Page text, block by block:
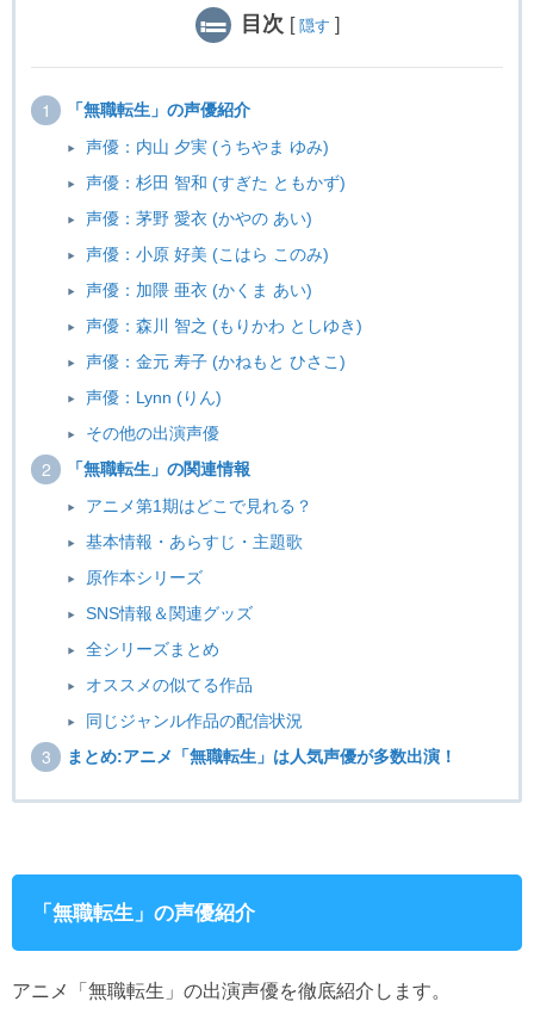
目次 [ 隠す ]
「無職転生」の声優紹介
声優：内山 夕実 (うちやま ゆみ)
声優：杉田 智和 (すぎた ともかず)
声優：茅野 愛衣 (かやの あい)
声優：小原 好美 (こはら このみ)
声優：加隈 亜衣 (かくま あい)
声優：森川 智之 (もりかわ としゆき)
声優：金元 寿子 (かねもと ひさこ)
声優：Lynn (りん)
その他の出演声優
「無職転生」の関連情報
アニメ第1期はどこで見れる？
基本情報・あらすじ・主題歌
原作本シリーズ
SNS情報＆関連グッズ
全シリーズまとめ
オススメの似てる作品
同じジャンル作品の配信状況
まとめ:アニメ「無職転生」は人気声優が多数出演！
「無職転生」の声優紹介
アニメ「無職転生」の出演声優を徹底紹介します。